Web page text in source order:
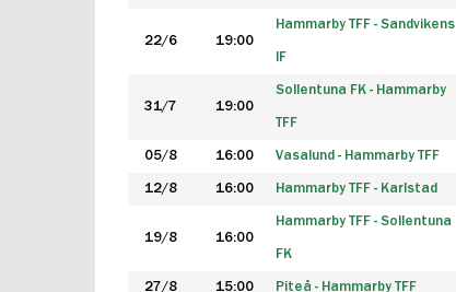
22/6 19:00
Hammarby TFF - Sandvikens
IF
31/7 19:00
Sollentuna FK - Hammarby
TFF
05/8 16:00 Vasalund - Hammarby TFF
12/8 16:00 Hammarby TFF - Karlstad
19/8 16:00
Hammarby TFF - Sollentuna
FK
27/8 15:00 Piteå - Hammarby TFF